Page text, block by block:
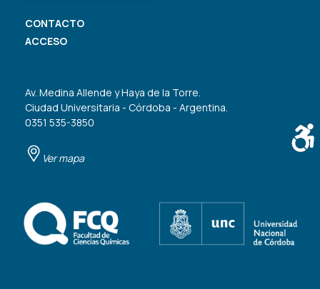
CONTACTO
ACCESO
Av. Medina Allende y Haya de la Torre.
Ciudad Universitaria - Córdoba - Argentina.
0351 535-3850
Ver mapa